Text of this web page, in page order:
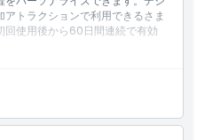
ク
スツアー。
トラクションで利用できるさま
回使用後から60日間連続で有効
部：
コのケーブルカー
イ